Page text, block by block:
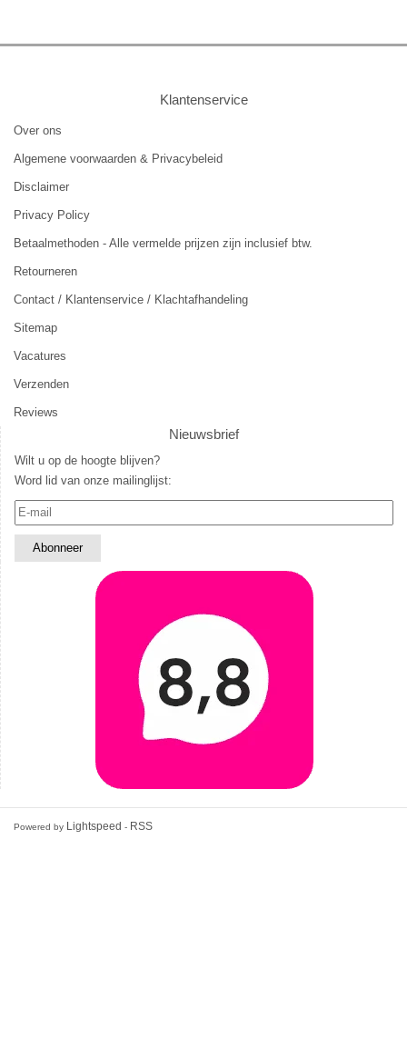
Klantenservice
Over ons
Algemene voorwaarden & Privacybeleid
Disclaimer
Privacy Policy
Betaalmethoden - Alle vermelde prijzen zijn inclusief btw.
Retourneren
Contact / Klantenservice / Klachtafhandeling
Sitemap
Vacatures
Verzenden
Reviews
Nieuwsbrief
Wilt u op de hoogte blijven?
Word lid van onze mailinglijst:
Powered by Lightspeed - RSS